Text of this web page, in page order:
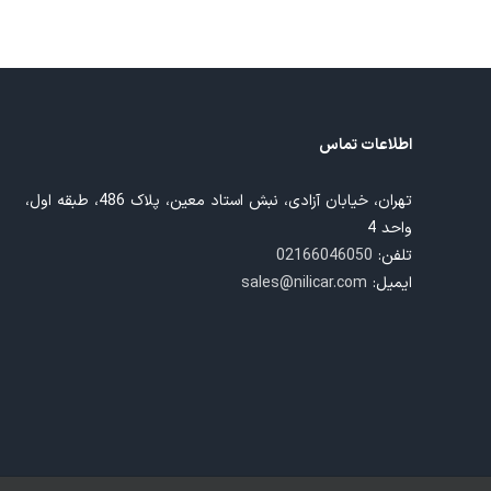
اطلاعات تماس
تهران، خیابان آزادی، نبش استاد معین، پلاک 486، طبقه اول،
واحد 4
تلفن: 02166046050
ایمیل: sales@nilicar.com